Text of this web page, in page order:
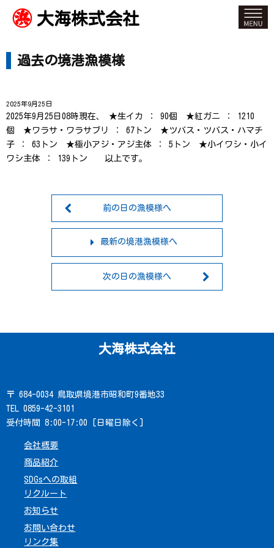
大海株式会社
過去の境港漁模様
2025年9月25日
2025年9月25日08時現在、 ★生イカ ： 90個 ★紅ガニ ： 1210
個 ★ワラサ・ワラサブリ ： 67トン ★ツバス・ツバス・ハマチ
子 ： 63トン ★極小アジ・アジ主体 ： 5トン ★小イワシ・小イ
ワシ主体 ： 139トン 以上です。
前の日の漁模様へ
最新の境港漁模様へ
次の日の漁模様へ
大海株式会社
〒 684-0034 鳥取県境港市昭和町9番地33
TEL 0859-42-3101
受付時間 8:00-17:00 [日曜日除く]
会社概要
商品紹介
SDGsへの取組
リクルート
お知らせ
お問い合わせ
リンク集